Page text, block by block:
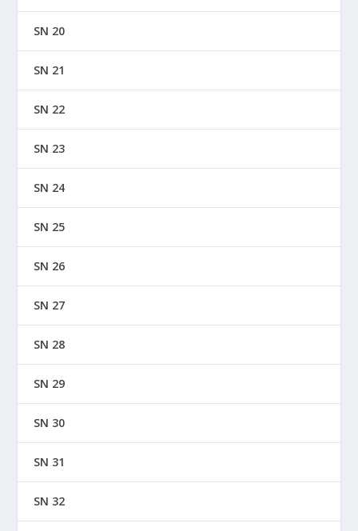
SN 20
SN 21
SN 22
SN 23
SN 24
SN 25
SN 26
SN 27
SN 28
SN 29
SN 30
SN 31
SN 32